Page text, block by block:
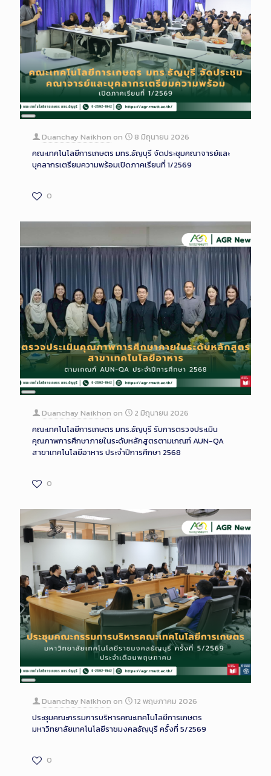
Long
Description
Duanchay Naikhon on
8 มิถุนายน 2026
คณะเทคโนโลยีการเกษตร มทร.ธัญบุรี จัดประชุมคณาจารย์และ
บุคลากรเตรียมความพร้อมเปิดภาคเรียนที่ 1/2569
0
Long
Description
Duanchay Naikhon on
2 มิถุนายน 2026
คณะเทคโนโลยีการเกษตร มทร.ธัญบุรี รับการตรวจประเมิน
คุณภาพการศึกษาภายในระดับหลักสูตรตามเกณฑ์ AUN-QA
สาขาเทคโนโลยีอาหาร ประจำปีการศึกษา 2568
0
Long
Description
Duanchay Naikhon on
12 พฤษภาคม 2026
ประชุมคณะกรรมการบริหารคณะเทคโนโลยีการเกษตร
มหาวิทยาลัยเทคโนโลยีราชมงคลธัญบุรี ครั้งที่ 5/2569
0